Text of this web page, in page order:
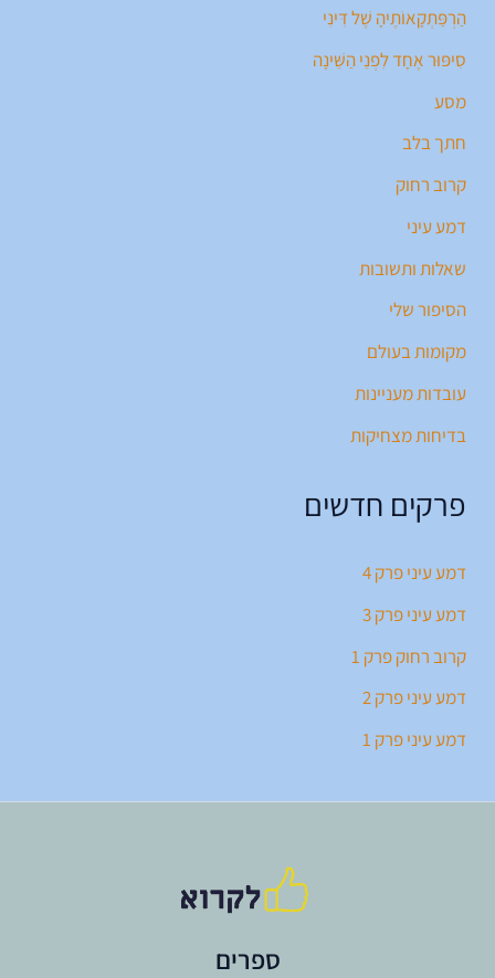
הַרְפַּתְקָאוֹתֶיהָ שֶׁל דִּינִי
סִיפּוּר אֶחָד לִפְנֵי הַשֵּׁינָה
מסע
חתך בלב
קרוב רחוק
דמע עיני
שאלות ותשובות
הסיפור שלי
מקומות בעולם
עובדות מעניינות
בדיחות מצחיקות
פרקים חדשים
דמע עיני פרק 4
דמע עיני פרק 3
קרוב רחוק פרק 1
דמע עיני פרק 2
דמע עיני פרק 1
ספרים